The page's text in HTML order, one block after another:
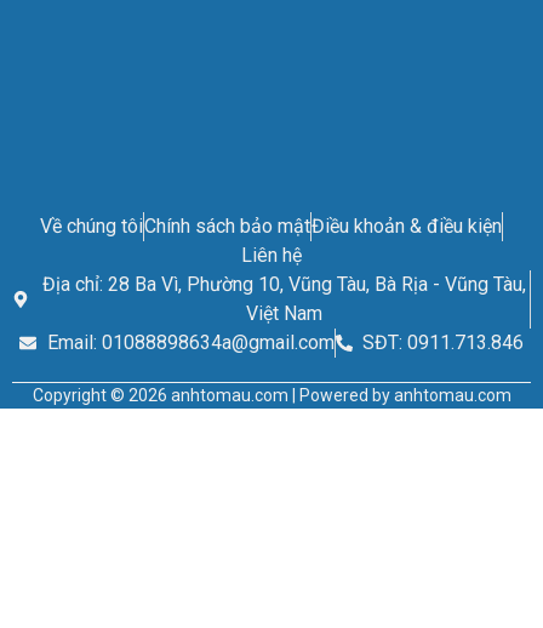
Về chúng tôiChính sách bảo mậtĐiều khoản & điều kiện
Liên hệ
Địa chỉ: 28 Ba Vì, Phường 10, Vũng Tàu, Bà Rịa - Vũng Tàu,
Việt Nam
Email: 01088898634a@gmail.com
SĐT: 0911.713.846
Copyright © 2026 anhtomau.com | Powered by anhtomau.com